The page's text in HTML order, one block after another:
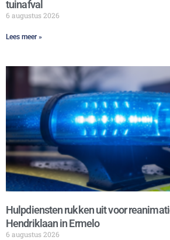
tuinafval
6 augustus 2026
Lees meer »
Hulpdiensten rukken uit voor
Hendriklaan in Ermelo
6 augustus 2026